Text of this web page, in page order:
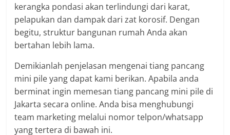
kerangka pondasi akan terlindungi dari karat,
pelapukan dan dampak dari zat korosif. Dengan
begitu, struktur bangunan rumah Anda akan
bertahan lebih lama.
Demikianlah penjelasan mengenai tiang pancang
mini pile yang dapat kami berikan. Apabila anda
berminat ingin memesan tiang pancang mini pile di
Jakarta secara online. Anda bisa menghubungi
team marketing melalui nomor telpon/whatsapp
yang tertera di bawah ini.